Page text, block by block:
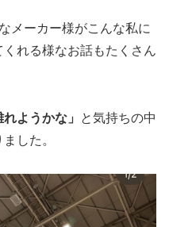
メーカー様がこんな私に
れる様なお話もたくさん
ようかな」
と気持ちの中
した。